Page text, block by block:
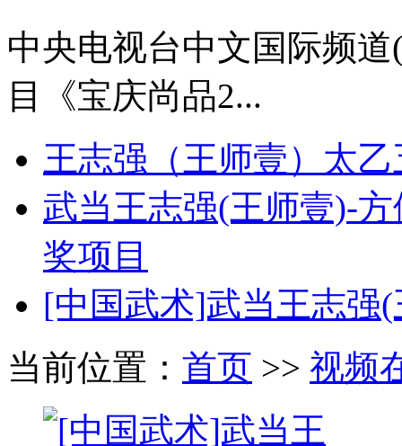
中央电视台中文国际频
目《宝庆尚品2...
王志强（王师壹）太
武当王志强(王师壹)-
奖项目
[中国武术]武当王志强
当前位置： 首页 >> 视频